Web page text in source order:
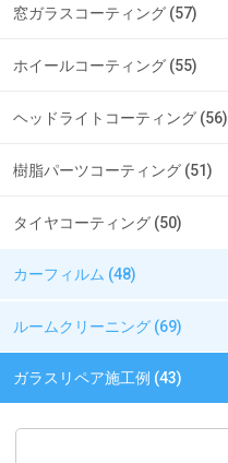
窓ガラスコーティング (57)
ホイールコーティング (55)
ヘッドライトコーティング (56)
樹脂パーツコーティング (51)
タイヤコーティング (50)
カーフィルム (48)
ルームクリーニング (69)
ガラスリペア施工例 (43)